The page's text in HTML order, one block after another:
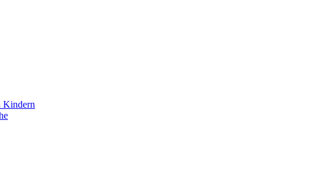
Kindern